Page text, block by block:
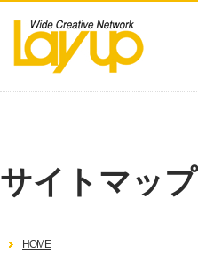
サイトマップ
HOME